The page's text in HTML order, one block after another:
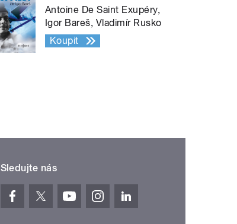
Antoine De Saint Exupéry,
Igor Bareš, Vladimír Rusko
Koupit
Sledujte nás